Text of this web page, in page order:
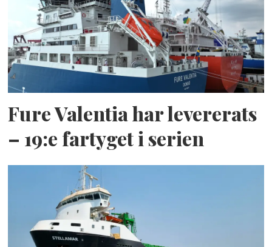
Fure Valentia har levererats
– 19:e fartyget i serien